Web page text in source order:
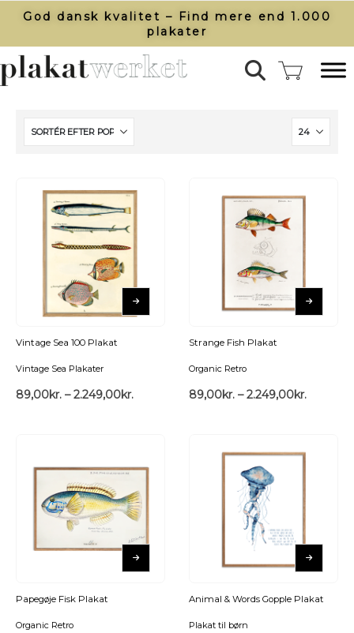
God dansk kvalitet – Find mere end 1.000
plakater​
Vintage Sea 100 Plakat
Vintage Sea Plakater
89,00kr. – 2.249,00kr.
Strange Fish Plakat
Organic Retro
89,00kr. – 2.249,00kr.
Papegøje Fisk Plakat
Organic Retro
Animal & Words Gopple Plakat
Plakat til børn